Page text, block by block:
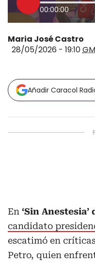
00:00:00
Maria José Castro
28/05/2026 - 19:10
Añadir Caracol
En ‘Sin
candidato
escatimó en
Petro, quien